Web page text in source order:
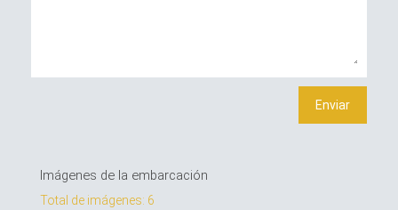
Imágenes de la embarcación
Total de imágenes: 6